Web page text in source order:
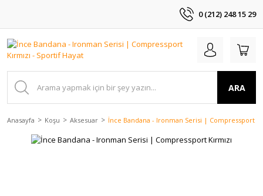
0 (212) 248 15 29
ARA
Anasayfa Koşu Aksesuar İnce Bandana - Ironman Serisi | Compressport